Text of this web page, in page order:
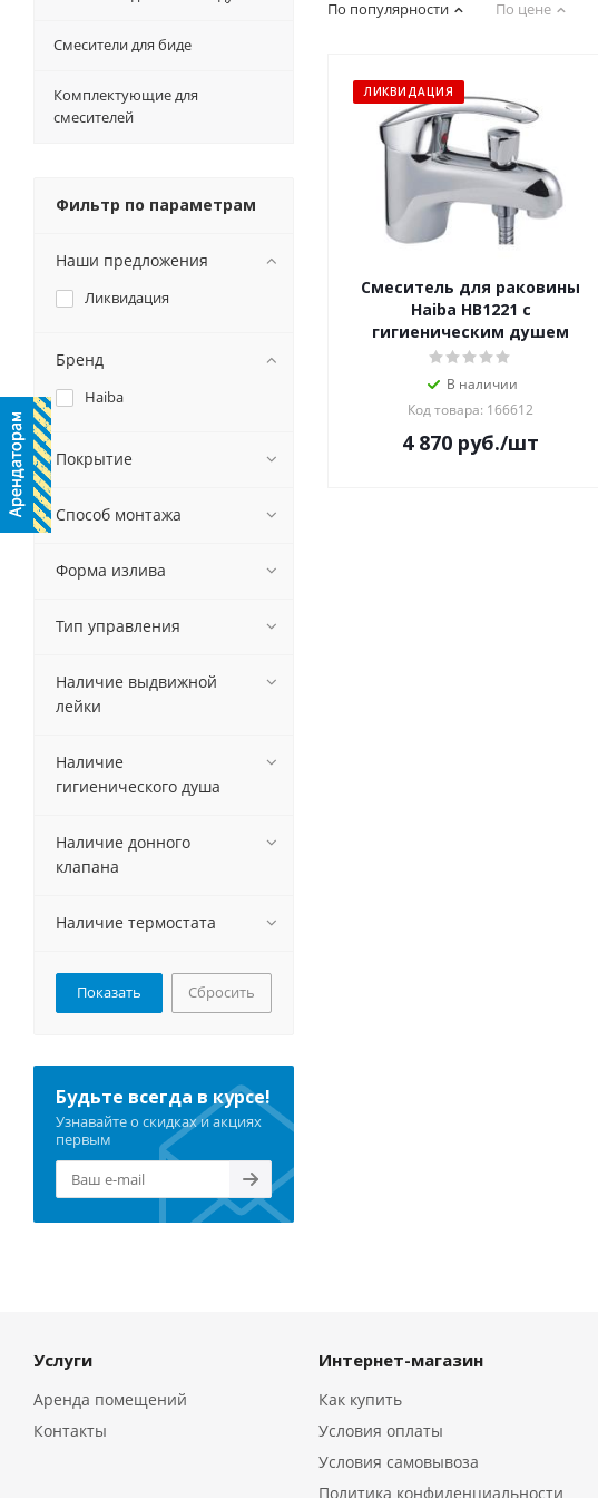
По популярности По цене
ЛИКВИДАЦИЯ
Смеситель для раковины
Haiba HB1221 с
гигиеническим душем
В наличии
Код товара: 166612
4 870 руб./шт
Смесители для биде
Комплектующие для
смесителей
Фильтр по параметрам
Наши предложения
Ликвидация
Бренд
Haiba
Покрытие
Способ монтажа
Форма излива
Тип управления
Наличие выдвижной
лейки
Наличие
гигиенического душа
Наличие донного
клапана
Наличие термостата
Сбросить
Будьте всегда в курсе!
Узнавайте о скидках и акциях
первым
Услуги
Аренда помещений
Контакты
Интернет-магазин
Как купить
Условия оплаты
Условия самовывоза
Политика конфиденциальности